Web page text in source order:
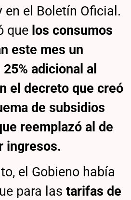
en el Boletín Oficial.
que los consumos
este mes un
adicional al
el decreto que creó
de subsidios
reemplazó al de
ingresos.
el Gobieno había
para lastarifas de